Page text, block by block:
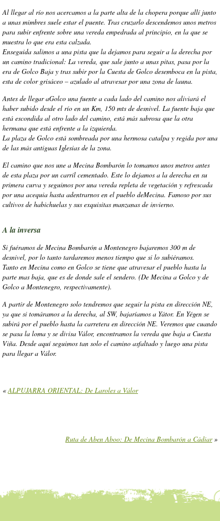
Al llegar al río nos acercamos a la parte alta de la chopera porque allí junto
a unas mimbres suele estar el puente. Tras cruzarlo descendemos unos metros
para subir enfrente sobre una vereda empedrada al principio, en la que se
muestra lo que era esta calzada.
Enseguida salimos a una pista que la dejamos para seguir a la derecha por
un camino tradicional: La vereda, que sale junto a unas pitas, pasa por la
era de Golco Baja y tras subir por la Cuesta de Golco desemboca en la pista,
esta de color grisáceo – azulado al atravesar por una zona de launa.
Antes de llegar aGolco una fuente a cada lado del camino nos aliviará el
haber subido desde el río en un Km, 150 mts de desnivel. La fuente baja que
está escondida al otro lado del camino, está más sabrosa que la otra
hermana que está enfrente a la izquierda.
La plaza de Golco está sombreada por una hermosa catalpa y regida por una
de las más antiguas Iglesias de la zona.
El camino que nos une a Mecina Bombarón lo tomamos unos metros antes
de esta plaza por un carril cementado. Este lo dejamos a la derecha en su
primera curva y seguimos por una vereda repleta de vegetación y refrescada
por una acequia hasta adentrarnos en el pueblo deMecina. Famoso por sus
cultivos de habichuelas y sus exquisitas manzanas de invierno.
A la inversa
Si fuéramos de Mecina Bombarón a Montenegro bajaremos 300 m de
desnivel, por lo tanto tardaremos menos tiempo que si lo subiéramos.
Tanto en Mecina como en Golco se tiene que atravesar el pueblo hasta la
parte mas baja, que es de donde sale el sendero. (De Mecina a Golco y de
Golco a Montenegro, respectivamente).
A partir de Montenegro solo tendremos que seguir la pista en dirección NE,
ya que si tomáramos a la derecha, al SW, bajaríamos a Yátor. En Yégen se
subirá por el pueblo hasta la carretera en dirección NE. Veremos que cuando
se pasa la loma y se divisa Válor, encontramos la vereda que baja a Cuesta
Viña. Desde aquí seguimos tan solo el camino asfaltado y luego una pista
para llegar a Válor.
«ALPUJARRA ORIENTAL: De Laroles a Válor
Ruta de Aben Aboo: De Mecina Bombarón a Cádiar»